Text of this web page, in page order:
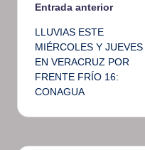
Navegación
de
entradas
Entrada anterior
LLUVIAS ESTE
MIÉRCOLES Y JUEVES
EN VERACRUZ POR
FRENTE FRÍO 16:
CONAGUA